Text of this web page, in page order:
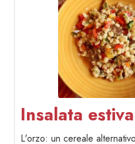
Insalata
L'orzo: un cereale